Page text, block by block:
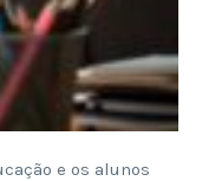
e os alunos